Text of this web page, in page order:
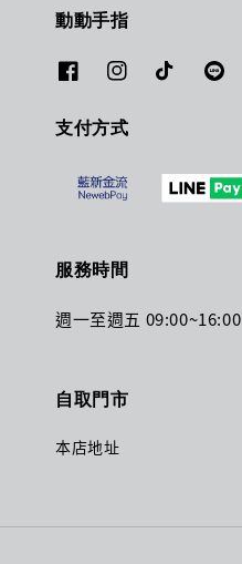
動動手指
支付方式
服務時間
週一至週五 09:00~16:00
自取門市
本店地址